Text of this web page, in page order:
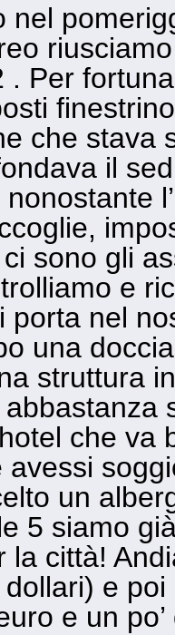
nel
. Per
che stava
il
sono gli
e
porta nel
una
struttura
che
avessi
un
5 siamo
la città!
e
e un